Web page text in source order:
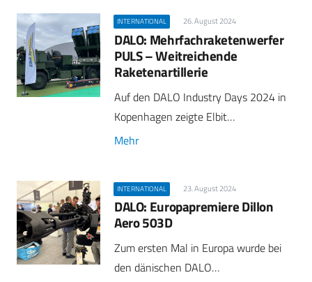
INTERNATIONAL 26. August 2024
DALO: Mehrfachraketenwerfer
PULS – Weitreichende
Raketenartillerie
Auf den DALO Industry Days 2024 in
Kopenhagen zeigte Elbit…
Mehr
INTERNATIONAL 23. August 2024
DALO: Europapremiere Dillon
Aero 503D
Zum ersten Mal in Europa wurde bei
den dänischen DALO…